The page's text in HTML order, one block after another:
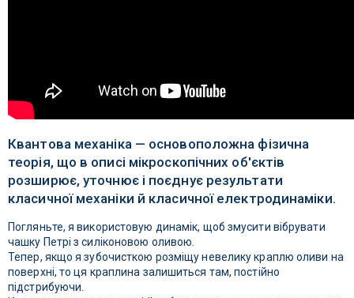
Квантова механіка — основоположна фізична
теорія, що в описі мікроскопічних об'єктів
розширює, уточнює і поєднує результати
класичної механіки й класичної електродинаміки.
Погляньте, я використовую динамік, щоб змусити вібрувати
чашку Петрі з силіконовою оливою.
Тепер, якщо я зубочисткою розміщу невелику краплю оливи на
поверхні, то ця краплина залишиться там, постійно
підстрибуючи.